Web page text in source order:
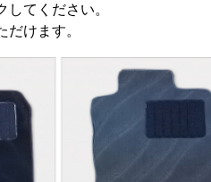
てください。
けます。